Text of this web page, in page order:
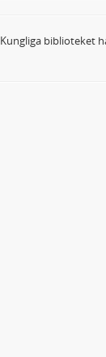
Kungliga biblioteket